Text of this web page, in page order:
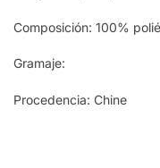
Composición: 100%
Gramaje:
Procedencia: Chine